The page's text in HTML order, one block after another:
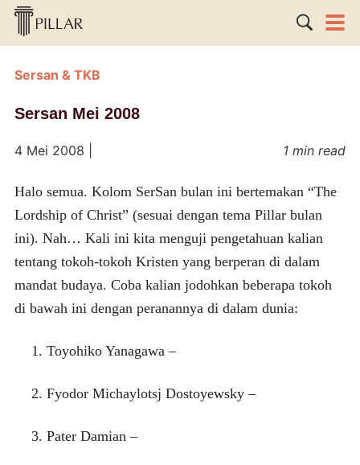
Sersan & TKB
Sersan Mei 2008
4 Mei 2008 1 min read
Halo semua. Kolom SerSan bulan ini bertemakan “The
Lordship of Christ” (sesuai dengan tema Pillar bulan
ini). Nah… Kali ini kita menguji pengetahuan kalian
tentang tokoh-tokoh Kristen yang berperan di dalam
mandat budaya. Coba kalian jodohkan beberapa tokoh
di bawah ini dengan peranannya di dalam dunia:
Toyohiko Yanagawa –
Fyodor Michaylotsj Dostoyewsky –
Pater Damian –